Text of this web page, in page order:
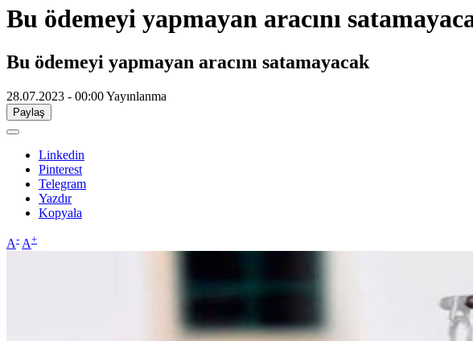
Bu ödemeyi yapmayan aracını
Bu ödemeyi yapmayan aracını satamayacak
28.07.2023 - 00:00Yayınlanma
Paylaş
Linkedin
Pinterest
Telegram
Yazdır
Kopyala
A- A+